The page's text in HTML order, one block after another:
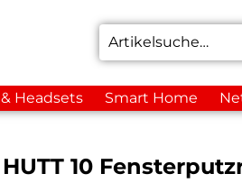
Headsets Smart Home
HUTT 10